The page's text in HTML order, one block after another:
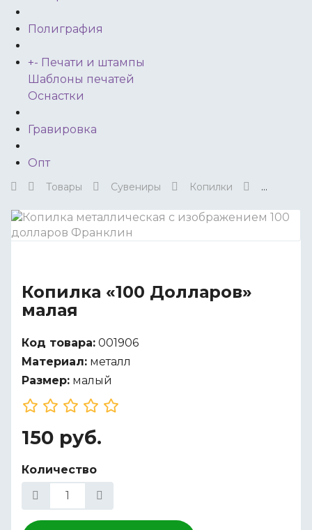
Полиграфия
+- Печати и штампы
Шаблоны печатей
Оснастки
Гравировка
Опт
Товары Сувениры Копилки
Копилка «100 Долларов»
малая
Код товара: 001906
Материал: металл
Размер: малый
150 руб.
Количество